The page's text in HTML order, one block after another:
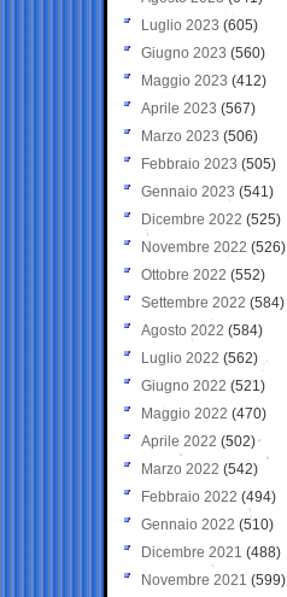
Luglio 2023 (605)
Giugno 2023 (560)
Maggio 2023 (412)
Aprile 2023 (567)
Marzo 2023 (506)
Febbraio 2023 (505)
Gennaio 2023 (541)
Dicembre 2022 (525)
Novembre 2022 (526)
Ottobre 2022 (552)
Settembre 2022 (584)
Agosto 2022 (584)
Luglio 2022 (562)
Giugno 2022 (521)
Maggio 2022 (470)
Aprile 2022 (502)
Marzo 2022 (542)
Febbraio 2022 (494)
Gennaio 2022 (510)
Dicembre 2021 (488)
Novembre 2021 (599)